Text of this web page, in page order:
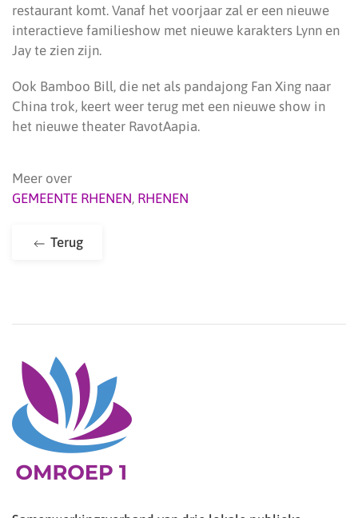
restaurant komt. Vanaf het voorjaar zal er een nieuwe
interactieve familieshow met nieuwe karakters Lynn en
Jay te zien zijn.
Ook Bamboo Bill, die net als pandajong Fan Xing naar
China trok, keert weer terug met een nieuwe show in
het nieuwe theater RavotAapia.
Meer over
GEMEENTE RHENEN, RHENEN
Terug